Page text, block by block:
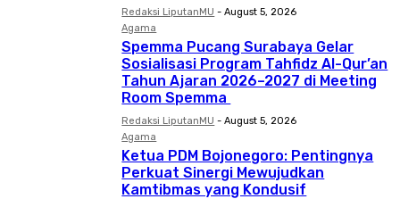
Redaksi LiputanMU - August 5, 2026
Agama
Spemma Pucang Surabaya Gelar
Sosialisasi Program Tahfidz Al-Qur’an
Tahun Ajaran 2026–2027 di Meeting
Room Spemma
Redaksi LiputanMU - August 5, 2026
Agama
Ketua PDM Bojonegoro: Pentingnya
Perkuat Sinergi Mewujudkan
Kamtibmas yang Kondusif